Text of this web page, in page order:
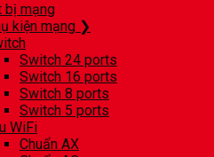
bị mạng
kiện mạng ❯
Switch 24 ports
Switch 16 ports
Switch 8 ports
Switch 5 ports
WiFi
Chuẩn AX